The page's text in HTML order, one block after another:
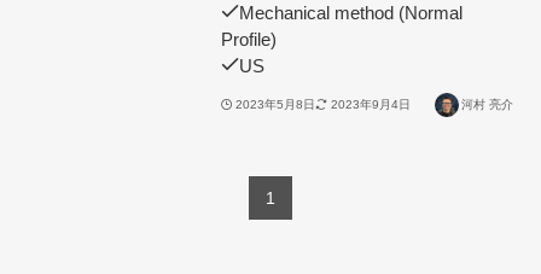
Mechanical method (Normal
Profile)
US
2023年5月8日 2023年9月4日 河村 亮介
1